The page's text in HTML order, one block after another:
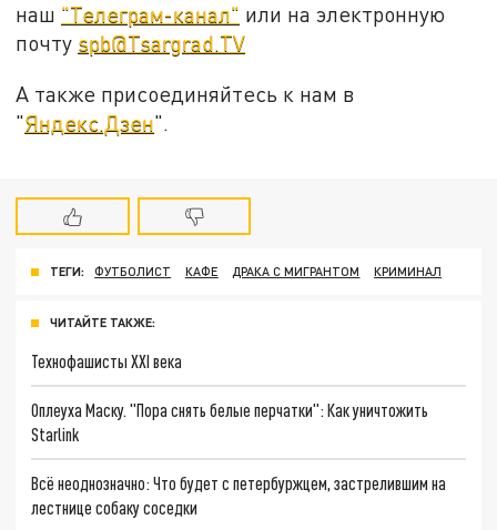
наш "Телеграм-канал" или на электронную
почту spb@Tsargrad.TV
А также присоединяйтесь к нам в
"Яндекс.Дзен".
ТЕГИ: ФУТБОЛИСТ КАФЕ ДРАКА С МИГРАНТОМ КРИМИНАЛ
ЧИТАЙТЕ ТАКЖЕ:
Технофашисты XXI века
Оплеуха Маску. "Пора снять белые перчатки": Как уничтожить
Starlink
Всё неоднозначно: Что будет с петербуржцем, застрелившим на
лестнице собаку соседки